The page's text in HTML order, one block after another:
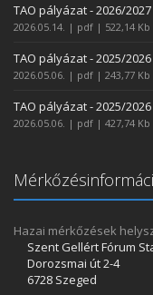
TAO pályázat - 2026/2027
2026.05.14. | pdf | 522,14 Kb
TAO pályázat - 2025/
2026.05.06. | pdf | 243,77 Kb
TAO pályázat - 2025/2026
2026.05.06. | pdf | 427,74 Kb
Hazai mérkőzések
Szent Gellért Fórum
Dorozsmai út 2-4
6728 Szeged